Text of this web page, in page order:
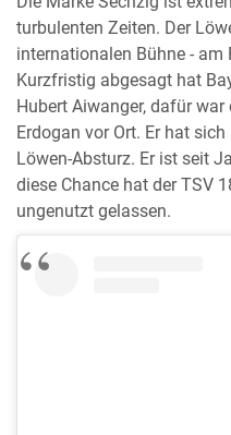
turbulenten Zeiten. Der
internationalen Bühne - am
Kurzfristig abgesagt hat
Hubert Aiwanger, dafür
Erdogan vor Ort. Er hat
Löwen-Absturz. Er ist seit
diese Chance hat der TSV
ungenutzt gelassen.